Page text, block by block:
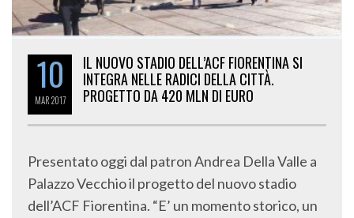
10
MAR2017
IL NUOVO STADIO DELL’ACF FIORENTINA SI
INTEGRA NELLE RADICI DELLA CITTÀ.
PROGETTO DA 420 MLN DI EURO
Presentato oggi dal patron Andrea Della Valle a
Palazzo Vecchio il progetto del nuovo stadio
dell’ACF Fiorentina. “E’ un momento storico, un